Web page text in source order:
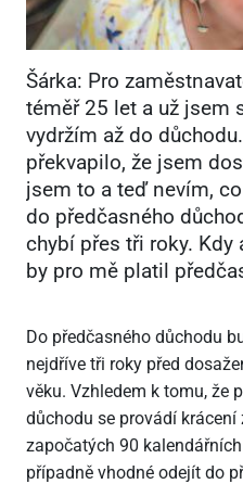
Šárka: Pro
téměř 25 let a už jsem
vydržím až do
překvapilo, že jsem
jsem to a teď nevím,
do předčasného
chybí přes tři roky.
by pro mě platil
Do předčasného důchodu
nejdříve tři roky před
věku. Vzhledem k tomu, že
důchodu se provádí
započatých 90
případně vhodné odejít do